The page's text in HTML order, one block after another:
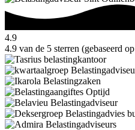
4.9
4.9 van de 5 sterren (gebaseerd op